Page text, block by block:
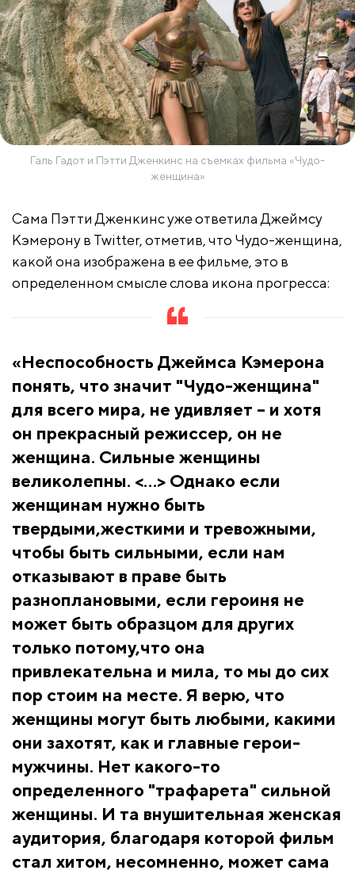
Галь Гадот и Пэтти Дженкинс на съемках фильма «Чудо-
женщина»
Сама Пэтти Дженкинс уже ответила Джеймсу
Кэмерону в Twitter, отметив, что Чудо-женщина,
какой она изображена в ее фильме, это в
определенном смысле слова икона прогресса:
«Неспособность Джеймса Кэмерона
понять, что значит "Чудо-женщина"
для всего мира, не удивляет – и хотя
он прекрасный режиссер, он не
женщина. Сильные женщины
великолепны. <…> Однако если
женщинам нужно быть
твердыми,жесткими и тревожными,
чтобы быть сильными, если нам
отказывают в праве быть
разноплановыми, если героиня не
может быть образцом для других
только потому,что она
привлекательна и мила, то мы до сих
пор стоим на месте. Я верю, что
женщины могут быть любыми, какими
они захотят, как и главные герои-
мужчины. Нет какого-то
определенного "трафарета" сильной
женщины. И та внушительная женская
аудитория, благодаря которой фильм
стал хитом, несомненно, может сама